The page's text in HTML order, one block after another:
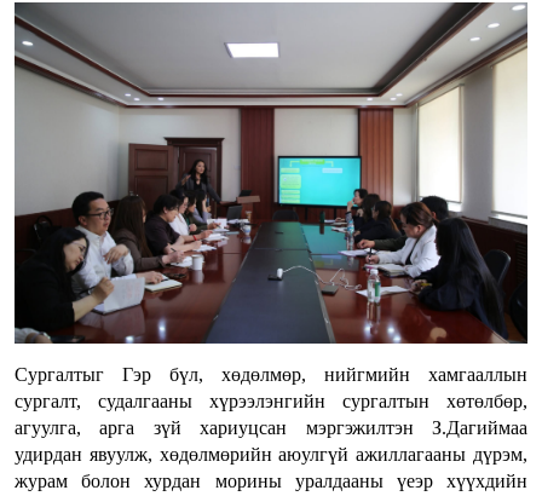
Сургалтыг Гэр бүл, хөдөлмөр, нийгмийн хамгааллын
сургалт, судалгааны хүрээлэнгийн сургалтын хөтөлбөр,
агуулга, арга зүй хариуцсан мэргэжилтэн З.Дагиймаа
удирдан явуулж, хөдөлмөрийн аюулгүй ажиллагааны дүрэм,
журам болон хурдан морины уралдааны үеэр хүүхдийн